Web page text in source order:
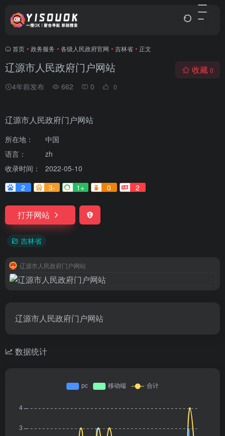
首页 • 政务服务 • 各级人民政府官网 • 吉林省 • 正文
辽源市人民政府门户网站
4年前发布 662 0 0
收藏 0
辽源市人民政府门户网站
所在地：
中国
语言：
zh
收录时间：
2022-05-10
2
3- 1+ 0 2
打开网站
吉林省
辽源市人民政府门户网站
辽源市人民政府门户网站
数据统计